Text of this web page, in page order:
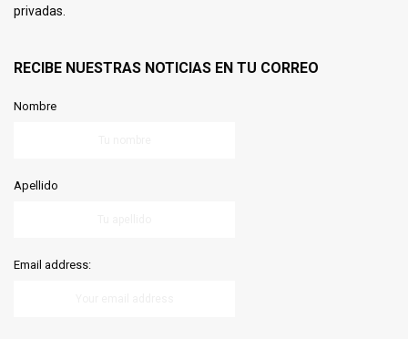
privadas.
RECIBE NUESTRAS NOTICIAS EN TU CORREO
Nombre
Apellido
Email address: